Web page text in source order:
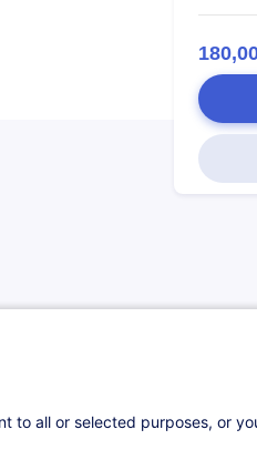
to all or selected purposes, or